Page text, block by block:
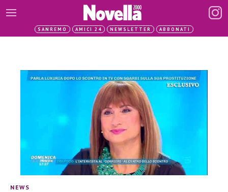
SANREMO AMICI 24 NEWSLETTER ABBONATI
NEWS